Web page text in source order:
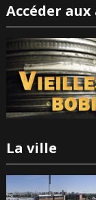
Accéder
La ville